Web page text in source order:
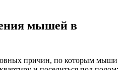
мышей в
причин, по которым мыши